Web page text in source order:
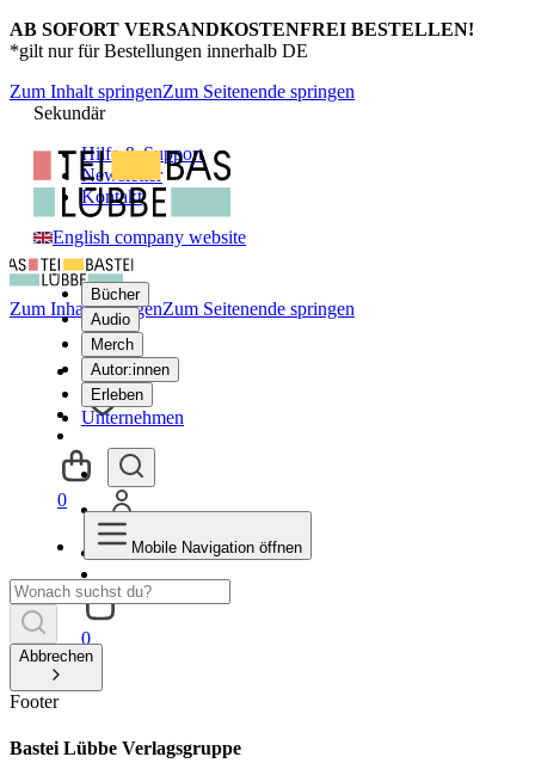
AB SOFORT VERSANDKOSTENFREI BESTELLEN!
*gilt nur für Bestellungen innerhalb DE
Zum Inhalt springenZum Seitenende springen
Sekundär
Hilfe & Support
Newsletter
Kontakt
English company website
Bücher
Audio
Merch
Autor:innen
Erleben
Unternehmen
0
Zum Inhalt springenZum Seitenende springen
0
Mobile Navigation öffnen
Abbrechen
Footer
Bastei Lübbe Verlagsgruppe